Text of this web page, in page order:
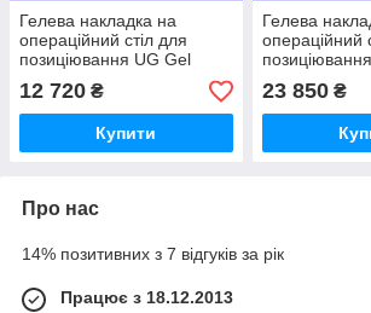
Гелева накладка на
операційний стіл для
позиціювання UG Gel
Positioning Table Pad
AP410W/C — 100x50x1cm
12 720 ₴
Купити
Гелева
операційний
Positioning
AP410W/C-1.5
23 850₴
Про нас
14% позитивних з 7 відгуків за рік
Працює з 18.12.2013